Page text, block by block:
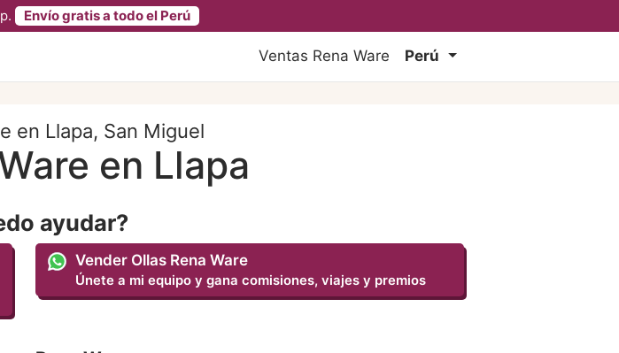
Envío gratis a todo el Perú
Ventas Rena Ware Perú
en Llapa, San Miguel
en Llapa
ayudar?
Vender Ollas Rena Ware
Únete a mi equipo y gana comisiones, viajes y premios